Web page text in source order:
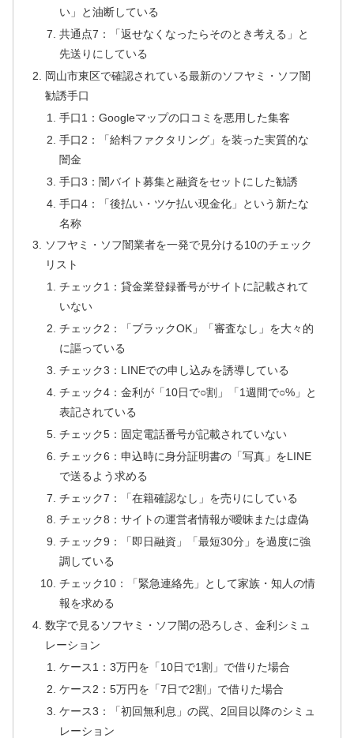
い」と油断している
共通点7：「返せなくなったらそのとき考える」と
先送りにしている
岡山市東区で確認されている最新のソフヤミ・ソフ闇
勧誘手口
手口1：Googleマップの口コミを悪用した集客
手口2：「給料ファクタリング」を装った実質的な
闇金
手口3：闇バイト募集と融資をセットにした勧誘
手口4：「後払い・ツケ払い現金化」という新たな
名称
ソフヤミ・ソフ闇業者を一発で見分ける10のチェック
リスト
チェック1：貸金業登録番号がサイトに記載されて
いない
チェック2：「ブラックOK」「審査なし」を大々的
に謳っている
チェック3：LINEでの申し込みを誘導している
チェック4：金利が「10日で○割」「1週間で○%」と
表記されている
チェック5：固定電話番号が記載されていない
チェック6：申込時に身分証明書の「写真」をLINE
で送るよう求める
チェック7：「在籍確認なし」を売りにしている
チェック8：サイトの運営者情報が曖昧または虚偽
チェック9：「即日融資」「最短30分」を過度に強
調している
チェック10：「緊急連絡先」として家族・知人の情
報を求める
数字で見るソフヤミ・ソフ闇の恐ろしさ、金利シミュ
レーション
ケース1：3万円を「10日で1割」で借りた場合
ケース2：5万円を「7日で2割」で借りた場合
ケース3：「初回無利息」の罠、2回目以降のシミュ
レーション